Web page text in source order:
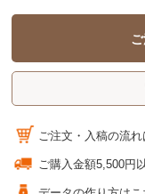
ご注文・入稿の流れ
ご購入金額5,500円